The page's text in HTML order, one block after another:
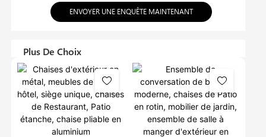
ENVOYER UNE ENQUÊTE MAINTENANT
Plus De Choix